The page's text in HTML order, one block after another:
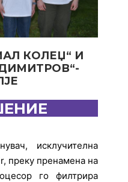
КОЛЕЏ“ И
исклучителна
преку пренамена на
го филтрира